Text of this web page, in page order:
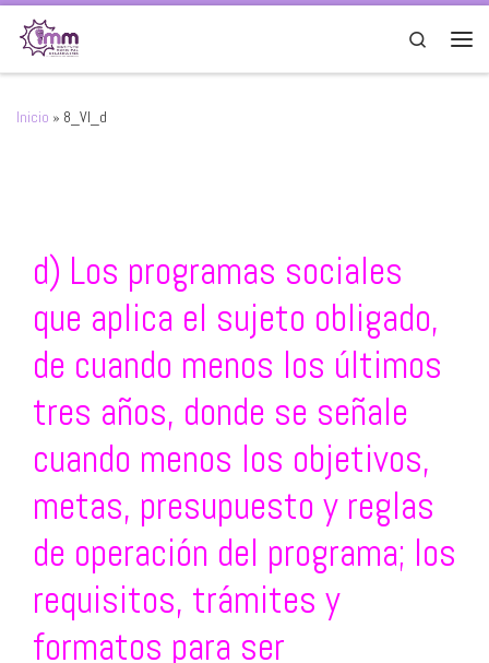
Saltar al contenido
Search
Inicio » 8_VI_d
d) Los programas sociales
que aplica el sujeto obligado,
de cuando menos los últimos
tres años, donde se señale
cuando menos los objetivos,
metas, presupuesto y reglas
de operación del programa; los
requisitos, trámites y
formatos para ser